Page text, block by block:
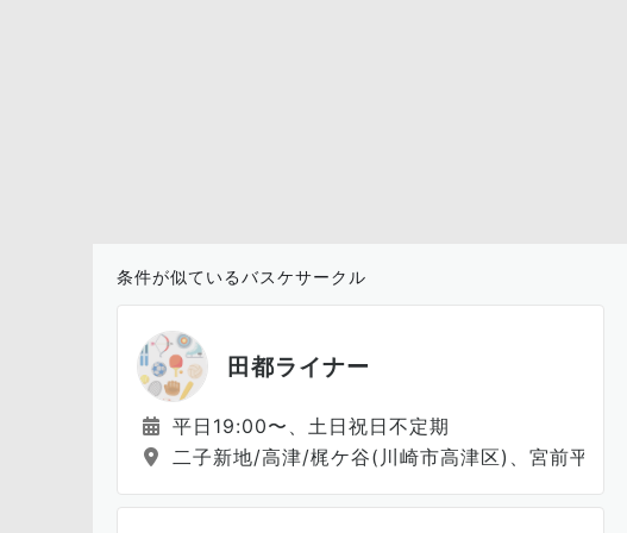
条件が似ているバスケサークル
田都ライナー
平日19:00〜、土日祝日不定期
二子新地/高津/梶ケ谷(川崎市高津区)、宮前平/